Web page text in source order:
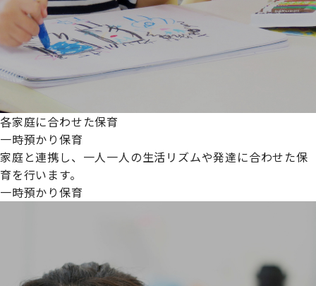
各家庭に合わせた保育
一時預かり保育
家庭と連携し、一人一人の生活リズムや発達に合わせた保
育を行います。
一時預かり保育